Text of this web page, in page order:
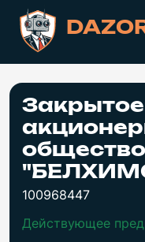
Закрытое
общество
100968447
Действующее